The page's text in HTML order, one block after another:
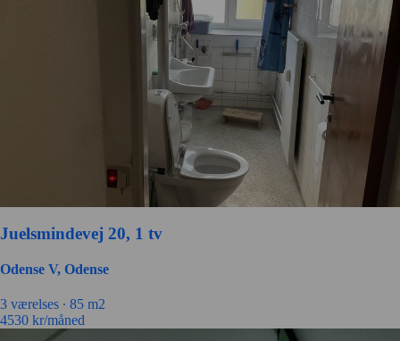
Juelsmindevej 20, 1 tv
Odense V, Odense
3 værelses ∙ 85 m2
4530 kr/måned